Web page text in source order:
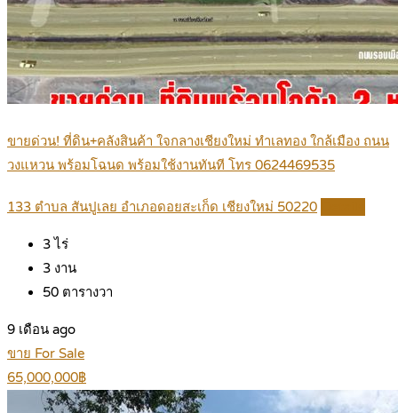
ขายด่วน! ที่ดิน+คลังสินค้า ใจกลางเชียงใหม่ ทำเลทอง ใกล้เมือง ถนน
วงแหวน พร้อมโฉนด พร้อมใช้งานทันที โทร 0624469535
133 ตำบล สันปูเลย อำเภอดอยสะเก็ด เชียงใหม่ 50220
3ไร่
3 งาน
50 ตารางวา
9 เดือน ago
ขาย For Sale
65,000,000฿